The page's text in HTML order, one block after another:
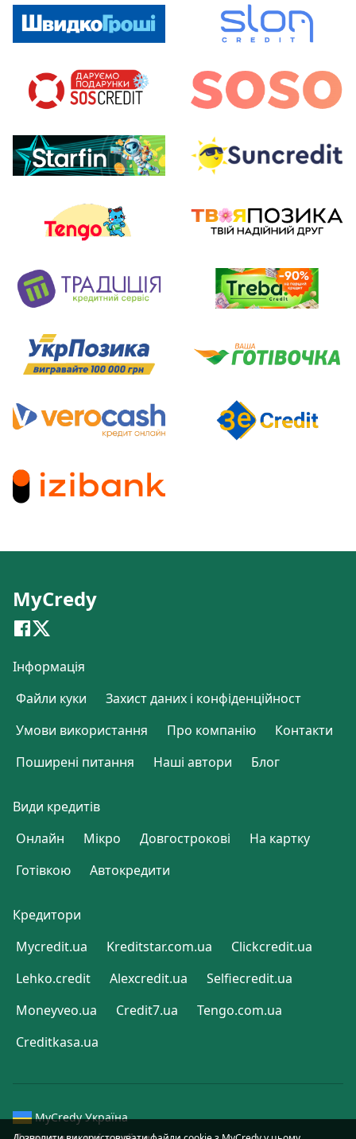
MyCredy
Інформація
Файли куки
Захист даних і конфіденційност
Умови використання
Про компанію
Контакти
Поширені питання
Наші автори Блог
Види кредитів
Онлайн
Мікро Довгострокові
На картку
Готівкою
Автокредити
Кредитори
Mycredit.ua
Kreditstar.com.ua
Clickcredit.ua
Lehko.credit
Alexcredit.ua
Selfiecredit.ua
Moneyveo.ua
Credit7.ua
Tengo.com.ua
Creditkasa.ua
MyCredy Україна